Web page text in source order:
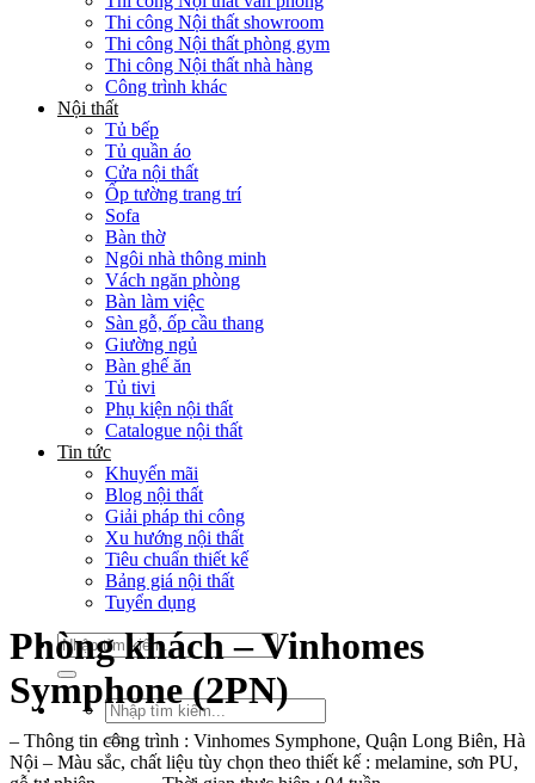
Thi công Nội thất showroom
Thi công Nội thất phòng gym
Thi công Nội thất nhà hàng
Công trình khác
Nội thất
Tủ bếp
Tủ quần áo
Cửa nội thất
Ốp tường trang trí
Sofa
Bàn thờ
Ngôi nhà thông minh
Vách ngăn phòng
Bàn làm việc
Sàn gỗ, ốp cầu thang
Giường ngủ
Bàn ghế ăn
Tủ tivi
Phụ kiện nội thất
Catalogue nội thất
Tin tức
Khuyến mãi
Blog nội thất
Giải pháp thi công
Xu hướng nội thất
Tiêu chuẩn thiết kế
Bảng giá nội thất
Tuyển dụng
Tìm
kiếm:
Tìm
kiếm:
Phòng khách – Vinhomes
Symphone (2PN)
– Thông tin công trình : Vinhomes Symphone, Quận Long Biên, Hà
Nội – Màu sắc, chất liệu tùy chọn theo thiết kế : melamine, sơn PU,